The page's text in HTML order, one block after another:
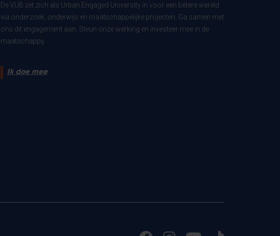
De VUB zet zich als Urban Engaged University in voor een betere wereld
via onderzoek, onderwijs en maatschappelijke projecten. Ga samen met
ons dit engagement aan. Steun onze werking en investeer mee in de
maatschappij.
Ik doe mee